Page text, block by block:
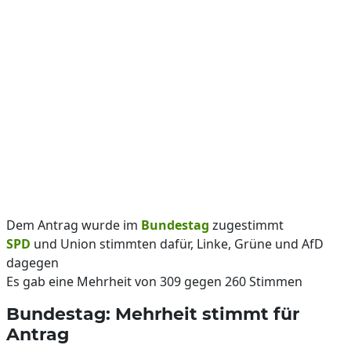
Dem Antrag wurde im Bundestag zugestimmt
SPD und Union stimmten dafür, Linke, Grüne und AfD
dagegen
Es gab eine Mehrheit von 309 gegen 260 Stimmen
Bundestag: Mehrheit stimmt für
Antrag